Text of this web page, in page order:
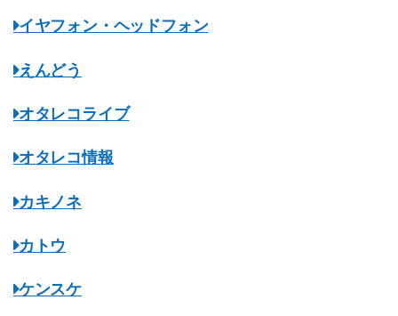
イヤフォン・ヘッドフォン
えんどう
オタレコライブ
オタレコ情報
カキノネ
カトウ
ケンスケ